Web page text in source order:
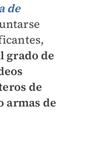
de
grado de
de
armas de